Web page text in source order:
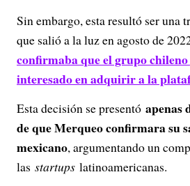
Sin embargo, esta resultó ser una
que salió a la luz en agosto de
confirmaba que el grupo chileno
interesado en adquirir a la
Esta decisión se presentó apenas
de que Merqueo confirmara su
mexicano, argumentando un
las startups latinoamericanas.